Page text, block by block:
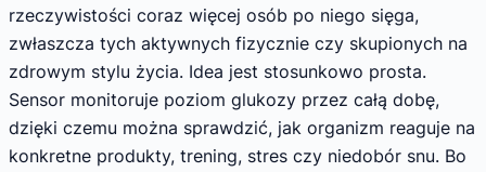
rzeczywistości coraz więcej osób po niego sięga,
zwłaszcza tych aktywnych fizycznie czy skupionych na
zdrowym stylu życia. Idea jest stosunkowo prosta.
Sensor monitoruje poziom glukozy przez całą dobę,
dzięki czemu można sprawdzić, jak organizm reaguje na
konkretne produkty, trening, stres czy niedobór snu. Bo